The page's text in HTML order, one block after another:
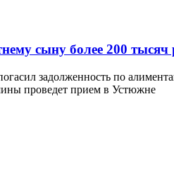
сыну более 200 тысяч
задолженность по